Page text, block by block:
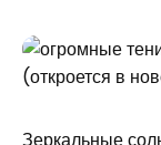
(откроется в